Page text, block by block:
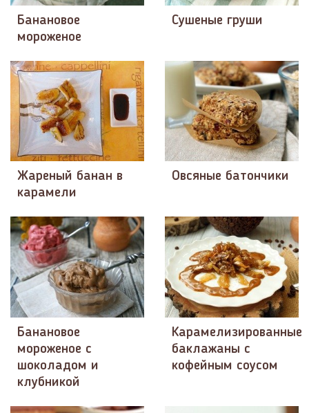
Банановое
мороженое
Сушеные груши
Жареный банан в
карамели
Овсяные батончики
Банановое
мороженое с
шоколадом и
клубникой
Карамелизированные
баклажаны с
кофейным соусом